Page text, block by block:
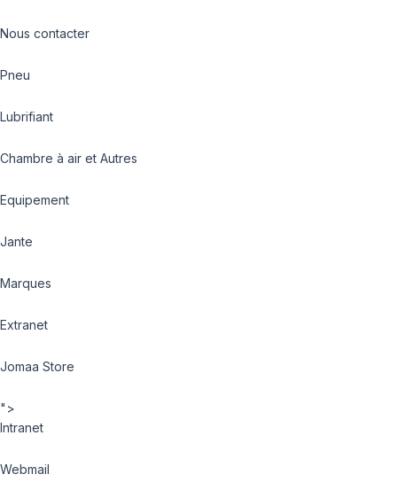
Nous contacter
Pneu
Lubrifiant
Chambre à air et Autres
Equipement
Jante
Marques
Extranet
Jomaa Store
">
Intranet
Webmail